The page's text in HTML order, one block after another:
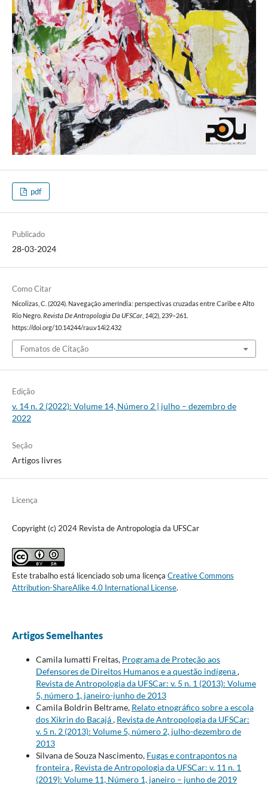
pdf
Publicado
28-03-2024
Como Citar
Nicolizas, C. (2024). Navegação ameríndia: perspectivas cruzadas entre Caribe e Alto
Rio Negro. Revista De Antropologia Da UFSCar, 14(2), 239–261.
https://doi.org/10.14244/rau.v14i2.432
Fomatos de Citação
Edição
v. 14 n. 2 (2022): Volume 14, Número 2 | julho – dezembro de
2022
Seção
Artigos livres
Licença
Copyright (c) 2024 Revista de Antropologia da UFSCar
Este trabalho está licenciado sob uma licença Creative Commons
Attribution-ShareAlike 4.0 International License.
Artigos Semelhantes
Camila Iumatti Freitas, Programa de Proteção aos
Defensores de Direitos Humanos e a questão indígena,
Revista de Antropologia da UFSCar: v. 5 n. 1 (2013): Volume
5, número 1, janeiro-junho de 2013
Camila Boldrin Beltrame, Relato etnográfico sobre a escola
dos Xikrin do Bacajá, Revista de Antropologia da UFSCar:
v. 5 n. 2 (2013): Volume 5, número 2, julho-dezembro de
2013
Silvana de Souza Nascimento, Fugas e contrapontos na
fronteira, Revista de Antropologia da UFSCar: v. 11 n. 1
(2019): Volume 11, Número 1, janeiro – junho de 2019